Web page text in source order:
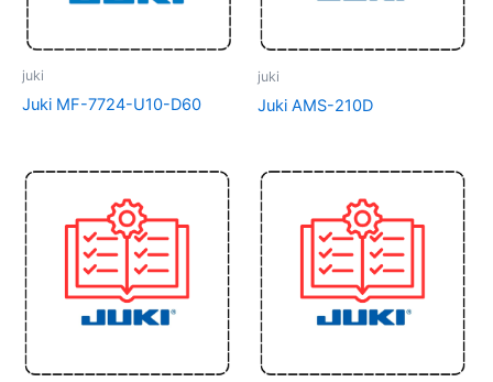
juki
Juki MF-7724-U10-D60
juki
Juki AMS-210D